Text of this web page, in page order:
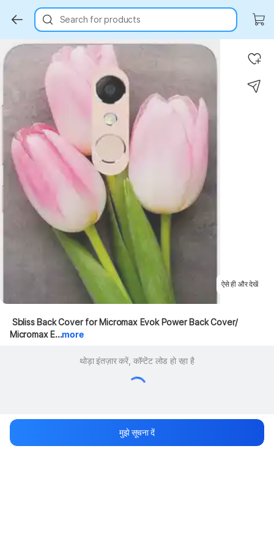
Search for products
Key Highlights
ऐसे ही और देखें
Micromax E...more
थोड़ा इंतज़ार करें, कॉन्टेंट लोड हो रहा है
मुझे सूचना दें